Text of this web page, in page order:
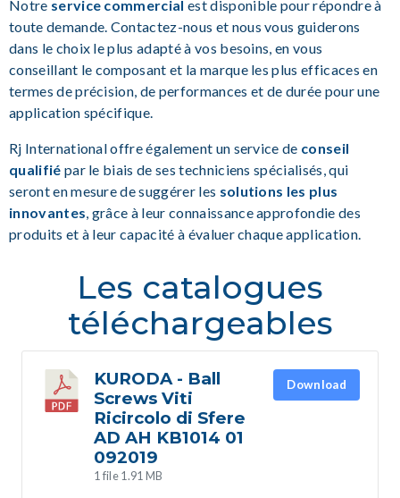
Notre service commercialest disponible pour répondre à
toute demande. Contactez-nous et nous vous guiderons
dans le choix le plus adapté à vos besoins, en vous
conseillant le composant et la marque les plus efficaces en
termes de précision, de performances et de durée pour une
application spécifique.
Rj International offre également un service de conseil
qualifié par le biais de ses techniciens spécialisés,qui
seront en mesure de suggérer les solutions les plus
innovantes, grâce à leur connaissance approfondie des
produits et à leur capacité à évaluer chaque application.
Les catalogues
téléchargeables
KURODA - Ball
Screws Viti
Ricircolo di Sfere
AD AH KB1014 01
092019
1 file1.91 MB
Download